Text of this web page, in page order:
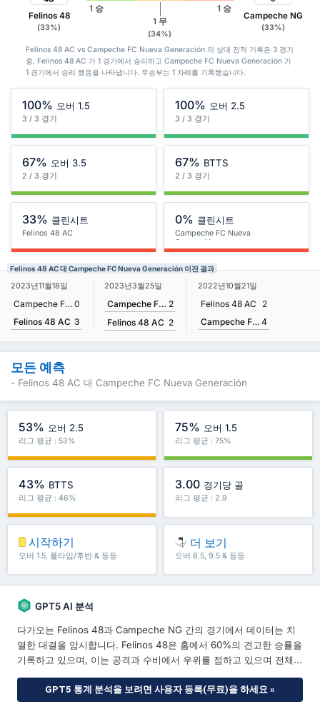
Felinos 48
(33%)
1 승
1 무
(34%)
1 승
Campeche NG
(33%)
Felinos 48 AC vs Campeche FC Nueva Generación 의 상대 전적 기록은 3 경기
중, Felinos 48 AC 가 1 경기에서 승리하고 Campeche FC Nueva Generación 가
1 경기에서 승리 했음을 나타냅니다. 무승부는 1 차례를 기록했습니다.
100% 오버 1.5
3 / 3 경기
100% 오버 2.5
3 / 3 경기
67% 오버 3.5
2 / 3 경기
67% BTTS
2 / 3 경기
33% 클린시트
Felinos 48 AC
0% 클린시트
Campeche FC Nueva
Generación
Felinos 48 AC 대 Campeche FC Nueva Generación 이전 결과
2023년11월18일
Campeche FC Nueva Generación 0
Felinos 48 AC 3
2023년3월25일
Campeche FC Nueva Generación 2
Felinos 48 AC 2
2022년10월21일
Felinos 48 AC
2
Campeche FC Nueva Generación 4
모든 예측
- Felinos 48 AC 대 Campeche FC Nueva Generación
53% 오버 2.5
리그 평균 : 53%
75% 오버 1.5
리그 평균 : 75%
43% BTTS
리그 평균 : 46%
3.00 경기당 골
리그 평균 : 2.9
시작하기
오버 1.5, 풀타임/후반 & 등등
더 보기
오버 8.5, 9.5 & 등등
GPT5 AI 분석
다가오는 Felinos 48과 Campeche NG 간의 경기에서 데이터는 치
열한 대결을 암시합니다. Felinos 48은 홈에서 60%의 견고한 승률을
기록하고 있으며, 이는 공격과 수비에서 우위를 점하고 있으며 전체...
GPT5 통계 분석을 보려면 사용자 등록(무료)을 하세요 »